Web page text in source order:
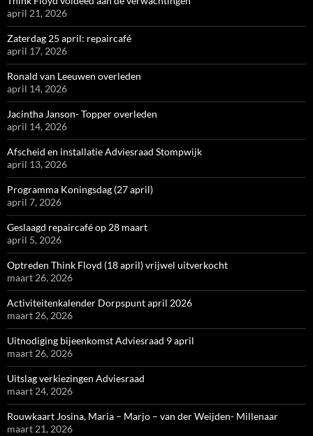
april 21, 2026
Zaterdag 25 april: repaircafé
april 17, 2026
Ronald van Leeuwen overleden
april 14, 2026
Jacintha Janson- Topper overleden
april 14, 2026
Afscheid en installatie Adviesraad Stompwijk
april 13, 2026
Programma Koningsdag (27 april)
april 7, 2026
Geslaagd repaircafé op 28 maart
april 5, 2026
Optreden Think Floyd (18 april) vrijwel uitverkocht
maart 26, 2026
Activiteitenkalender Dorpspunt april 2026
maart 26, 2026
Uitnodiging bijeenkomst Adviesraad 9 april
maart 26, 2026
Uitslag verkiezingen Adviesraad
maart 24, 2026
Rouwkaart Josina, Maria – Marjo – van der Weijden- Millenaar
maart 21, 2026